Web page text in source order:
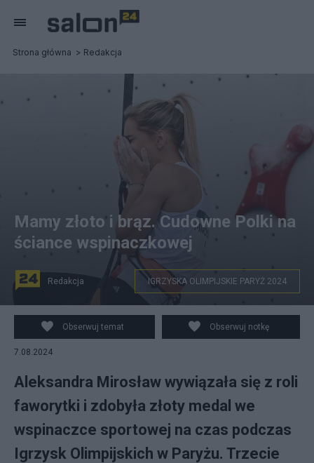
Strona główna Redakcja
Aleksandra Mirosław zdobywa złoty medal na IO w
Paryżu. Fot. PAP/Adam Warżawa
Mamy złoto i brąz. Cudowne Polki na
ściance wspinaczkowej
Redakcja IGRZYSKA OLIMPIJSKIE PARYŻ 2024
Obserwuj temat Obserwuj notkę
7.08.2024
Aleksandra Mirosław wywiązała się z roli
faworytki i zdobyła złoty medal we
wspinaczce sportowej na czas podczas
Igrzysk Olimpijskich w Paryżu. Trzecie